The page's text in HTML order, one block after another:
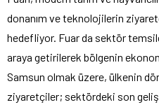
donanım ve teknolojilerin
hedefliyor. Fuar da sektör
araya getirilerek bölgenin
Samsun olmak üzere, ülkenin
ziyaretçiler; sektördeki son